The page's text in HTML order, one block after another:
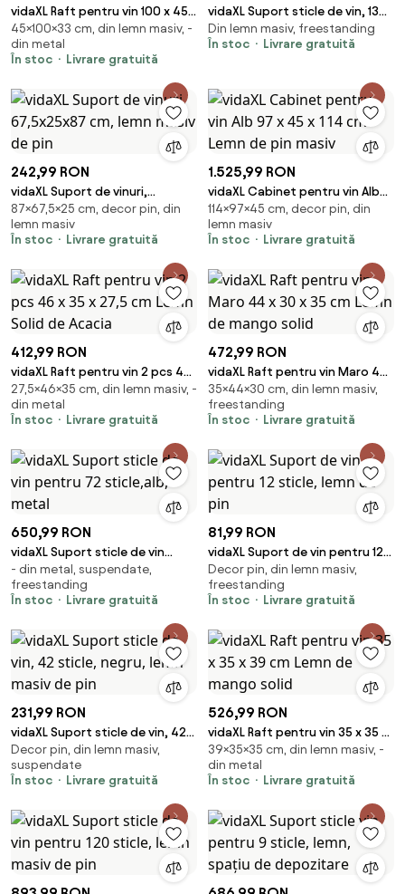
vidaXL Raft pentru vin 100 x 45 x
33 cm Lemn de Mango Solid și
Şlefuit
45×100×33 cm, din lemn masiv, -
din metal
În stoc
Livrare gratuită
vidaXL Suport sticle de vin, 13
sticle, lemn masiv de acacia
Din lemn masiv, freestanding
În stoc
Livrare gratuită
242,99 RON
vidaXL Suport de vinuri,
67,5x25x87 cm, lemn masiv de
pin
87×67,5×25 cm, decor pin, din
lemn masiv
În stoc
Livrare gratuită
1.525,99 RON
vidaXL Cabinet pentru vin Alb
97 x 45 x 114 cm Lemn de pin
masiv
114×97×45 cm, decor pin, din
lemn masiv
În stoc
Livrare gratuită
412,99 RON
vidaXL Raft pentru vin 2 pcs 46
x 35 x 27,5 cm Lemn Solid de
Acacia
27,5×46×35 cm, din lemn masiv, -
din metal
În stoc
Livrare gratuită
472,99 RON
vidaXL Raft pentru vin Maro 44
x 30 x 35 cm Lemn de mango
solid
35×44×30 cm, din lemn masiv,
freestanding
În stoc
Livrare gratuită
650,99 RON
vidaXL Suport sticle de vin
pentru 72 sticle,alb, metal
- din metal, suspendate,
freestanding
În stoc
Livrare gratuită
81,99 RON
vidaXL Suport de vin pentru 12
sticle, lemn de pin
Decor pin, din lemn masiv,
freestanding
În stoc
Livrare gratuită
231,99 RON
vidaXL Suport sticle de vin, 42
sticle, negru, lemn masiv de pin
Decor pin, din lemn masiv,
suspendate
În stoc
Livrare gratuită
526,99 RON
vidaXL Raft pentru vin 35 x 35 x
39 cm Lemn de mango solid
39×35×35 cm, din lemn masiv, -
din metal
În stoc
Livrare gratuită